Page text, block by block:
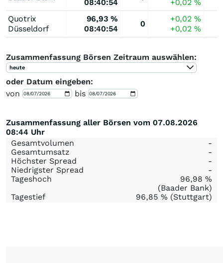
08:40:54
+0,02%
Quotrix
Düsseldorf
96,93 %
08:40:54
0
+0,02%
+0,02%
Zusammenfassung Börsen Zeitraum auswählen:
heute
oder Datum eingeben:
von
bis
Zusammenfassung aller Börsen vom 07.08.2026
08:44 Uhr
Gesamtvolumen
-
Gesamtumsatz
-
Höchster Spread
-
Niedrigster Spread
-
Tageshoch
96,98 %
(Baader Bank)
Tagestief
96,85 % (Stuttgart)